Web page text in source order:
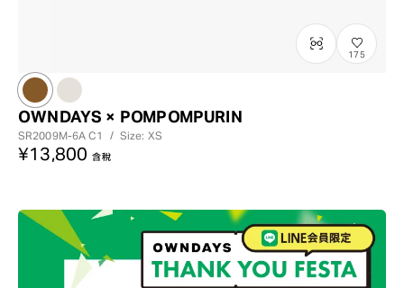
175
OWNDAYS × POMPOMPURIN
SR2009M-6AC1 / Size: XS
¥13,800 含稅